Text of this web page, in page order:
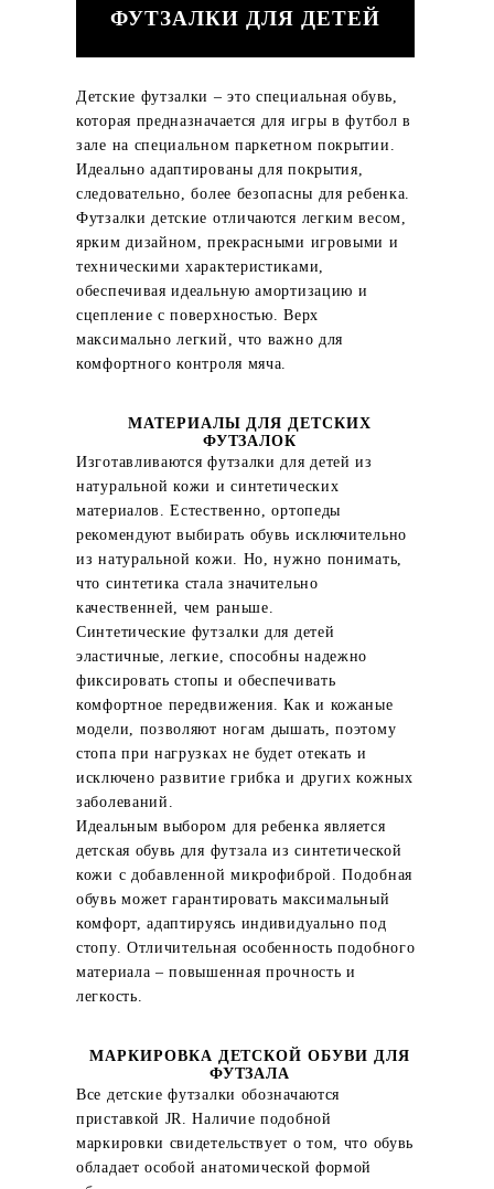
ФУТЗАЛКИ ДЛЯ ДЕТЕЙ
Детские футзалки – это специальная обувь,
которая предназначается для игры в футбол в
зале на специальном паркетном покрытии.
Идеально адаптированы для покрытия,
следовательно, более безопасны для ребенка.
Футзалки детские отличаются легким весом,
ярким дизайном, прекрасными игровыми и
техническими характеристиками,
обеспечивая идеальную амортизацию и
сцепление с поверхностью. Верх
максимально легкий, что важно для
комфортного контроля мяча.
МАТЕРИАЛЫ ДЛЯ ДЕТСКИХ
ФУТЗАЛОК
Изготавливаются футзалки для детей из
натуральной кожи и синтетических
материалов. Естественно, ортопеды
рекомендуют выбирать обувь исключительно
из натуральной кожи. Но, нужно понимать,
что синтетика стала значительно
качественней, чем раньше.
Синтетические футзалки для детей
эластичные, легкие, способны надежно
фиксировать стопы и обеспечивать
комфортное передвижения. Как и кожаные
модели, позволяют ногам дышать, поэтому
стопа при нагрузках не будет отекать и
исключено развитие грибка и других кожных
заболеваний.
Идеальным выбором для ребенка является
детская обувь для футзала из синтетической
кожи с добавленной микрофиброй. Подобная
обувь может гарантировать максимальный
комфорт, адаптируясь индивидуально под
стопу. Отличительная особенность подобного
материала – повышенная прочность и
легкость.
МАРКИРОВКА ДЕТСКОЙ ОБУВИ ДЛЯ
ФУТЗАЛА
Все детские футзалки обозначаются
приставкой JR. Наличие подобной
маркировки свидетельствует о том, что обувь
обладает особой анатомической формой